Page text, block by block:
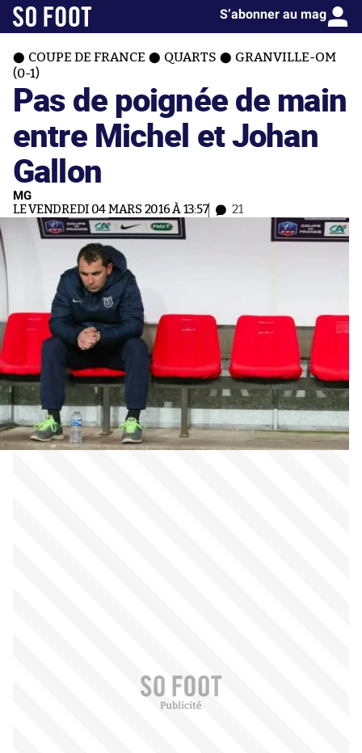
S’abonner au mag
COUPE DE FRANCE QUARTS
GRANVILLE-OM
(0-1)
Pas de poignée de main
entre Michel et Johan
Gallon
MG
LE VENDREDI 04 MARS 2016 À 13:57 21